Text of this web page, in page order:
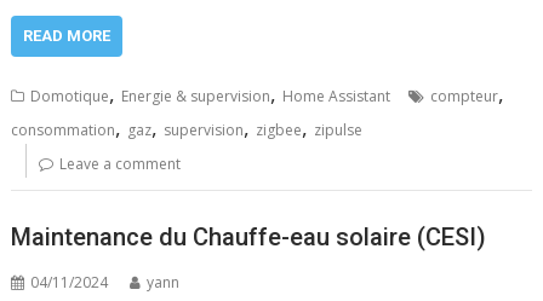
READ MORE
Domotique, Energie & supervision, Home Assistant compteur,
consommation, gaz, supervision, zigbee, zipulse
Leave a comment
Maintenance du Chauffe-eau solaire (CESI)
04/11/2024 yann